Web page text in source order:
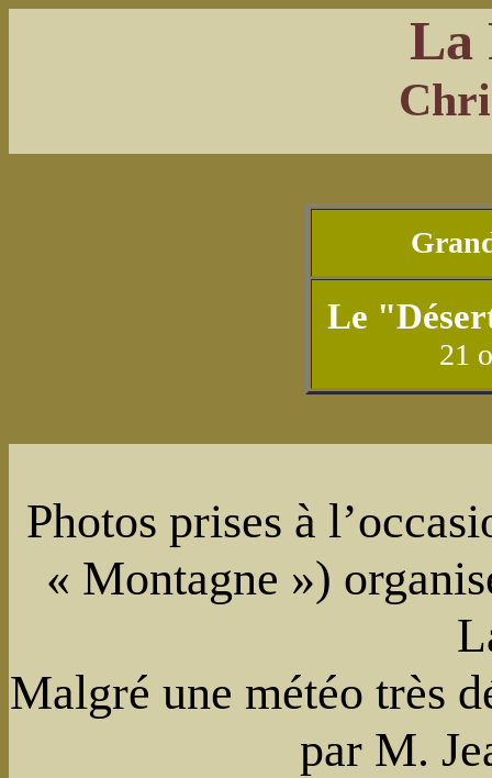
La
Le
21
Photos prises à
« Montagne »)
Malgré une météo très
par M.